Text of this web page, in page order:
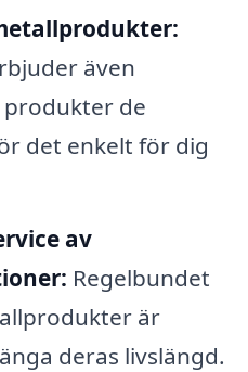
även
de
det enkelt för dig
av
Regelbundet
är
deras livslängd.